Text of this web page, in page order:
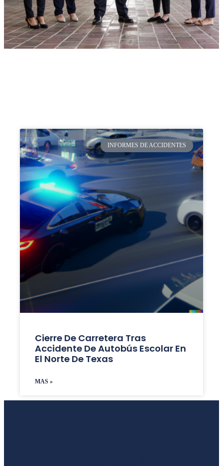
INFORMES DE ACCIDENTES
Cierre De Carretera Tras
Accidente De Autobús Escolar En
El Norte De Texas
MAS »